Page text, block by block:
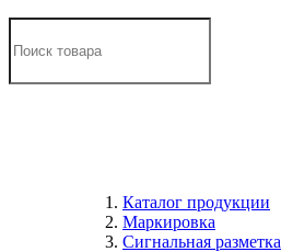
Каталог продукции
Маркировка
Сигнальная разметка